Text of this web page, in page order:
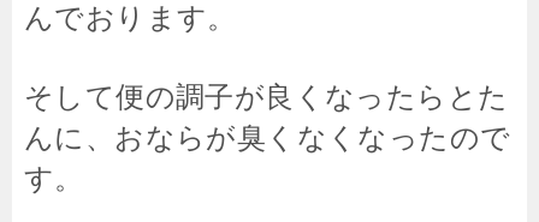
んでおります。
そして便の調子が良くなったらとた
んに、おならが臭くなくなったので
す。